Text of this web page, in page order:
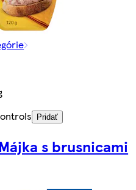
Pridať
s brusnicami